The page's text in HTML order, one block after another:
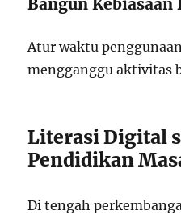
Bangun
Atur waktu
mengganggu aktivitas
Literasi Digital
Pendidikan
Di tengah